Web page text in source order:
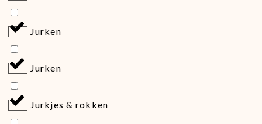
Jurken
Jurken
Jurkjes & rokken